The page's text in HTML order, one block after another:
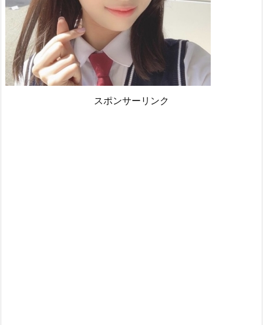
スポンサーリンク